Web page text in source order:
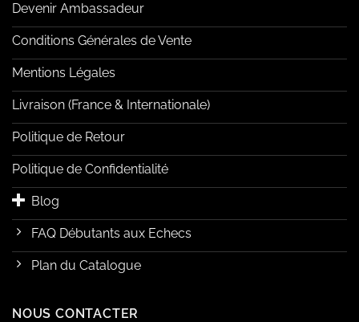
Devenir Ambassadeur
Conditions Générales de Vente
Mentions Légales
Livraison (France & Internationale)
Politique de Retour
Politique de Confidentialité
Blog
FAQ Débutants aux Echecs
Plan du Catalogue
NOUS CONTACTER